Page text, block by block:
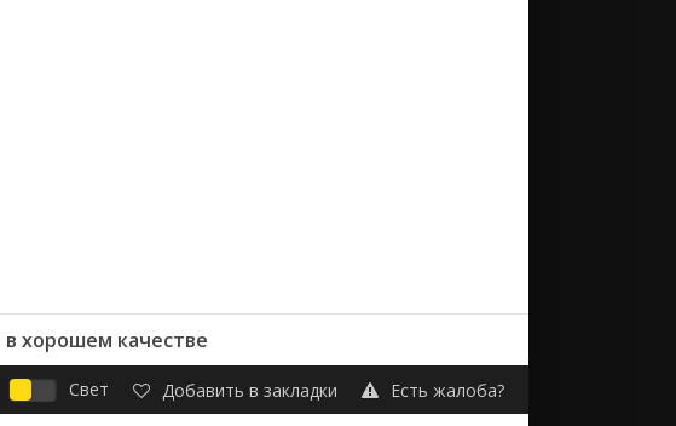
в хорошем качестве
Свет Добавить в закладки Есть жалоба?